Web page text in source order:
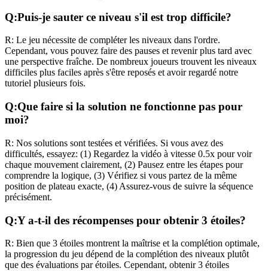
Q:Puis-je sauter ce niveau s'il est trop difficile?
R: Le jeu nécessite de compléter les niveaux dans l'ordre.
Cependant, vous pouvez faire des pauses et revenir plus tard avec
une perspective fraîche. De nombreux joueurs trouvent les niveaux
difficiles plus faciles après s'être reposés et avoir regardé notre
tutoriel plusieurs fois.
Q:Que faire si la solution ne fonctionne pas pour
moi?
R: Nos solutions sont testées et vérifiées. Si vous avez des
difficultés, essayez: (1) Regardez la vidéo à vitesse 0.5x pour voir
chaque mouvement clairement, (2) Pausez entre les étapes pour
comprendre la logique, (3) Vérifiez si vous partez de la même
position de plateau exacte, (4) Assurez-vous de suivre la séquence
précisément.
Q:Y a-t-il des récompenses pour obtenir 3 étoiles?
R: Bien que 3 étoiles montrent la maîtrise et la complétion optimale,
la progression du jeu dépend de la complétion des niveaux plutôt
que des évaluations par étoiles. Cependant, obtenir 3 étoiles